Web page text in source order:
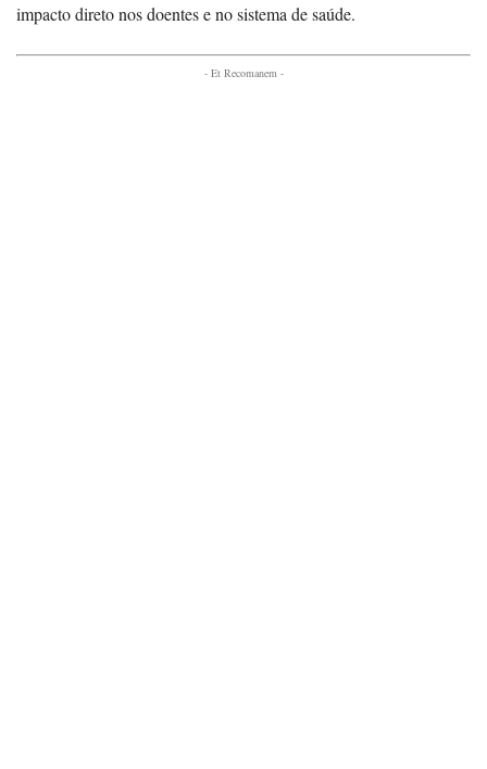
impacto direto nos doentes e no sistema de saúde.
- Et Recomanem -